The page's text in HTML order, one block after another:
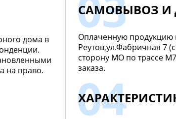
дома в
на право.
САМОВЫВОЗ И
Оплаченную продукцию
Реутов,ул.Фабричная 7
сторону МО по трассе
заказа.